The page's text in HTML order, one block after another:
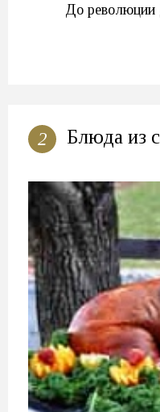
До революции
2 Блюда из